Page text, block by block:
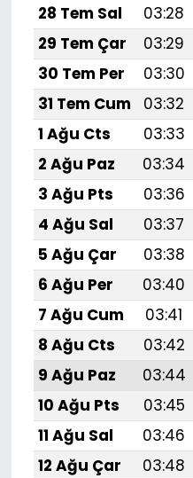
28 Tem Sal
03:28
29 Tem Çar
03:29
30 Tem Per
03:30
31 Tem Cum
03:32
1 Ağu Cts
03:33
2 Ağu Paz
03:34
3 Ağu Pts
03:36
4 Ağu Sal
03:37
5 Ağu Çar
03:38
6 Ağu Per
03:40
7 Ağu Cum
03:41
8 Ağu Cts
03:42
9 Ağu Paz
03:44
10 Ağu Pts
03:45
11 Ağu Sal
03:46
12 Ağu Çar
03:48